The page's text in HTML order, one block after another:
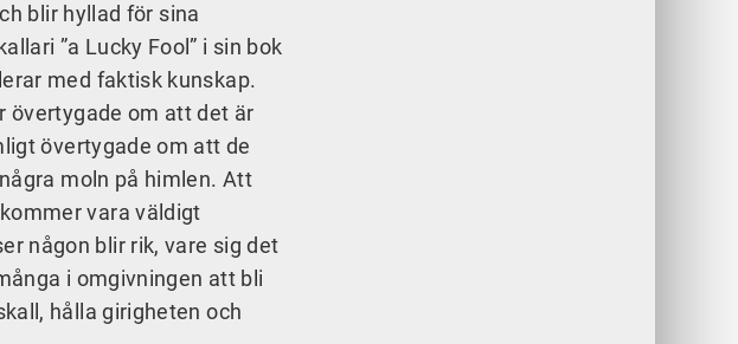
blir hyllad för sina
”a Lucky Fool” i sin bok
med faktisk kunskap.
övertygade om att det är
övertygade om att de
moln på himlen. Att
vara väldigt
någon blir rik, vare sig det
i omgivningen att bli
hålla girigheten och